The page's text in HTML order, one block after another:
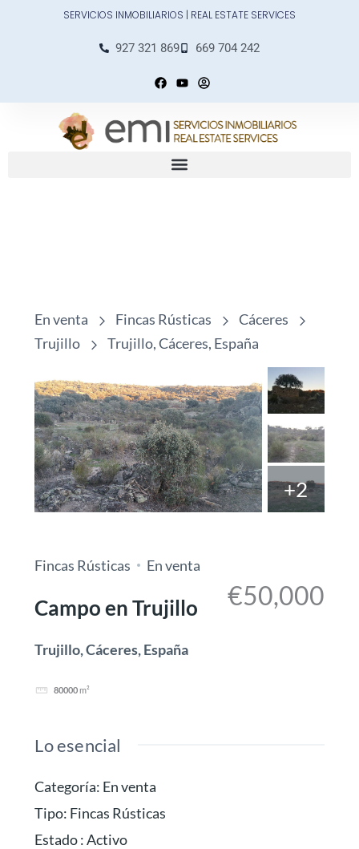
SERVICIOS INMOBILIARIOS | REAL ESTATE SERVICES
927 321 869 669 704 242
F
a
b
o
Y
o
u
b
U
s
-
c
En venta Fincas Rústicas
Cáceres
Trujillo
Trujillo, Cáceres, España
+2
Fincas Rústicas En venta
Campo en Trujillo
Trujillo, Cáceres, España
80000m²
€50,000
Lo esencial
Categoría: En venta
Tipo: Fincas Rústicas
Estado: Activo